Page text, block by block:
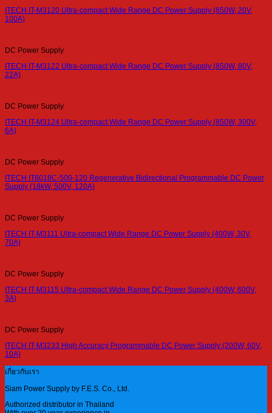
ITECH IT-M3120 Ultra-compact Wide Range DC Power Supply (850W, 20V,
100A)
DC Power Supply
ITECH IT-M3122 Ultra-compact Wide Range DC Power Supply (850W, 80V,
22A)
DC Power Supply
ITECH IT-M3124 Ultra-compact Wide Range DC Power Supply (850W, 300V,
6A)
DC Power Supply
ITECH IT6018C-500-120 Regenerative Bidirectional Programmable DC Power
Supply (18kW, 500V, 120A)
DC Power Supply
ITECH IT-M3111 Ultra-compact Wide Range DC Power Supply (400W, 30V,
70A)
DC Power Supply
ITECH IT-M3115 Ultra-compact Wide Range DC Power Supply (400W, 600V,
3A)
DC Power Supply
ITECH IT-M3233 High Accuracy Programmable DC Power Supply (200W, 60V,
10A)
เกี่ยวกับเรา
Siam Power Supply by F.E.S. Co., Ltd.
Authorized distributor in Thailand